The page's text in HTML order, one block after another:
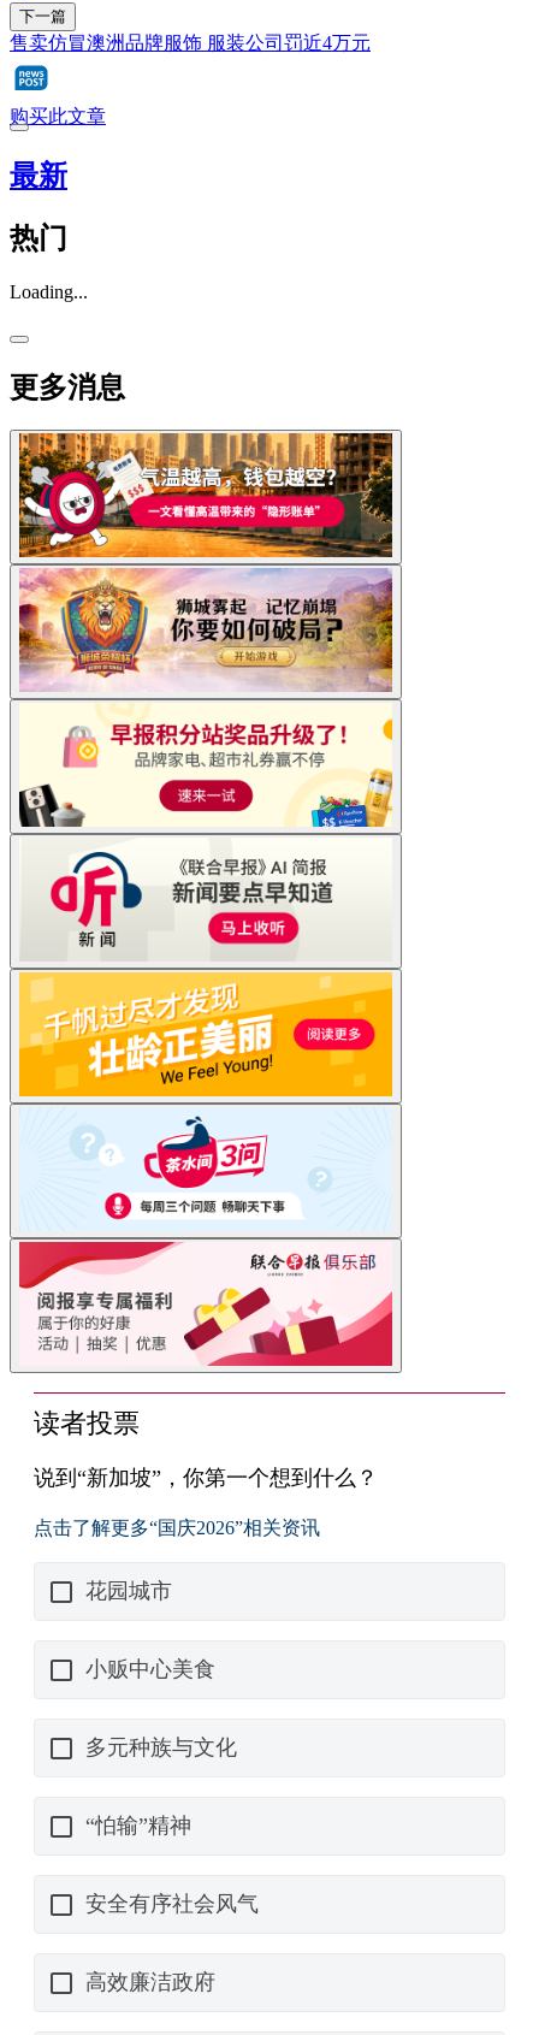
下一篇
售卖仿冒澳洲品牌服饰 服装公司罚近4万元
购买此文章
最新
热门
Loading...
更多消息